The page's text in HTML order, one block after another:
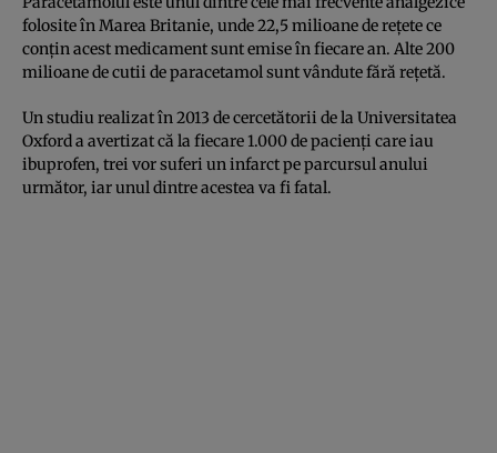
folosite în Marea Britanie, unde 22,5 milioane de reţete ce
conţin acest medicament sunt emise în fiecare an. Alte 200
milioane de cutii de paracetamol sunt vândute fără reţetă.
Un studiu realizat în 2013 de cercetătorii de la Universitatea
Oxford a avertizat că la fiecare 1.000 de pacienţi care iau
ibuprofen, trei vor suferi un infarct pe parcursul anului
următor, iar unul dintre acestea va fi fatal.